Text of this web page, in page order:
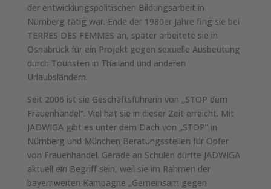
der entwicklungspolitischen Bildungsarbeit in
Nürnberg tätig war. Ende der 1980er Jahre fing sie bei
TERRES DES FEMMES an, später arbeitete sie in
Osnabrück für ein Projekt gegen sexuelle Ausbeutung
durch Touristen in Thailand und anderen
Urlaubsländern.
Seit 2006 ist sie Geschäftsführerin von „STOP dem
Frauenhandel“. Viel hat sie in dieser Zeit erreicht. Mit
JADWIGA gibt es unter dem Dach von „STOP“ in
Nürnberg und München Beratungsstellen für Opfer
von Frauenhandel. Gerade an Schulen dürfte JADWIGA
aktuell ein Begriff sein, weil sie im Rahmen der
bayernweiten Kampagne „Gemeinsam gegen